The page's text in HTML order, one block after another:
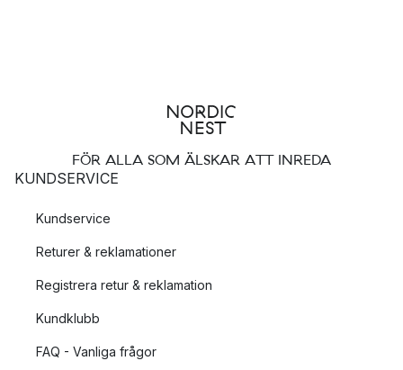
FÖR ALLA SOM ÄLSKAR ATT INREDA
KUNDSERVICE
Kundservice
Returer & reklamationer
Registrera retur & reklamation
Kundklubb
FAQ - Vanliga frågor